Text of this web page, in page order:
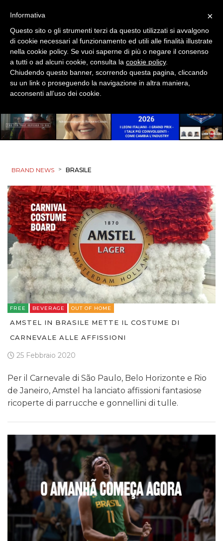
BRAND NEWS > BRASILE
FREE BEVERAGE OUT OF HOME
AMSTEL IN BRASILE METTE IL COSTUME DI
CARNEVALE ALLE AFFISSIONI
25 Febbraio 2020
Per il Carnevale di São Paulo, Belo Horizonte e Rio
de Janeiro, Amstel ha lanciato affissioni fantasiose
ricoperte di parrucche e gonnellini di tulle.
×
Informativa
Questo sito o gli strumenti terzi da questo utilizzati si avvalgono
di cookie necessari al funzionamento ed utili alle finalità illustrate
nella cookie policy. Se vuoi saperne di più o negare il consenso
a tutti o ad alcuni cookie, consulta la cookie policy.
Chiudendo questo banner, scorrendo questa pagina, cliccando
su un link o proseguendo la navigazione in altra maniera,
acconsenti all’uso dei cookie.